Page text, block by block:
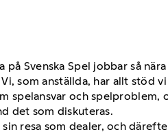
Svenska Spel jobbar så
som anställda, har allt stöd vi
spelansvar och spelproblem,
det som diskuteras.
resa som dealer, och